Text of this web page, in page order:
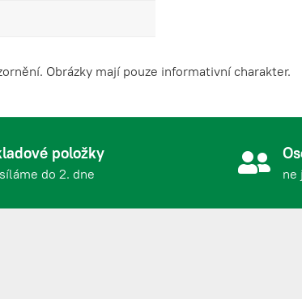
Obrázky mají pouze informativní charakter.
položky
do 2. dne ne